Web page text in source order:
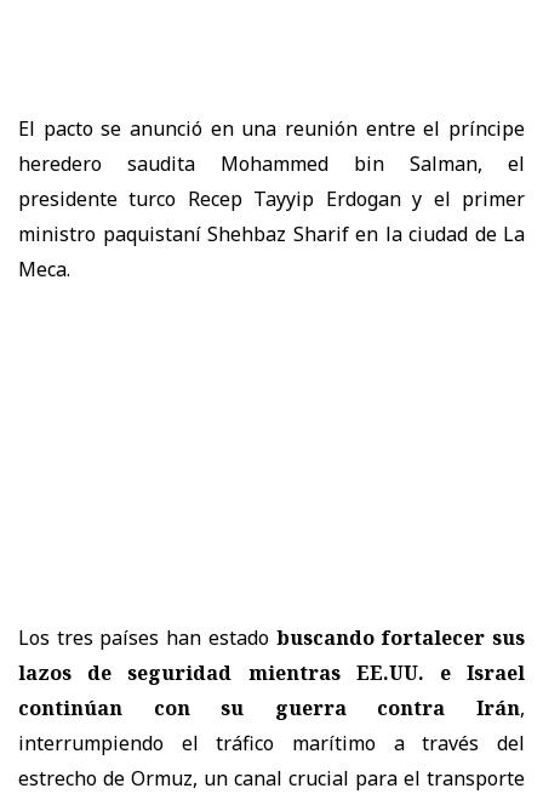
El pacto se anunció en una reunión entre el príncipe
heredero saudita Mohammed bin Salman, el
presidente turco Recep Tayyip Erdogan y el primer
ministro paquistaní Shehbaz Sharif en la ciudad de La
Meca.
Los tres países han estado buscando fortalecer sus
lazos de seguridad mientras EE.UU. e Israel
continúan con su guerra contra Irán,
interrumpiendo el tráfico marítimo a través del
estrecho de Ormuz, un canal crucial para el transporte